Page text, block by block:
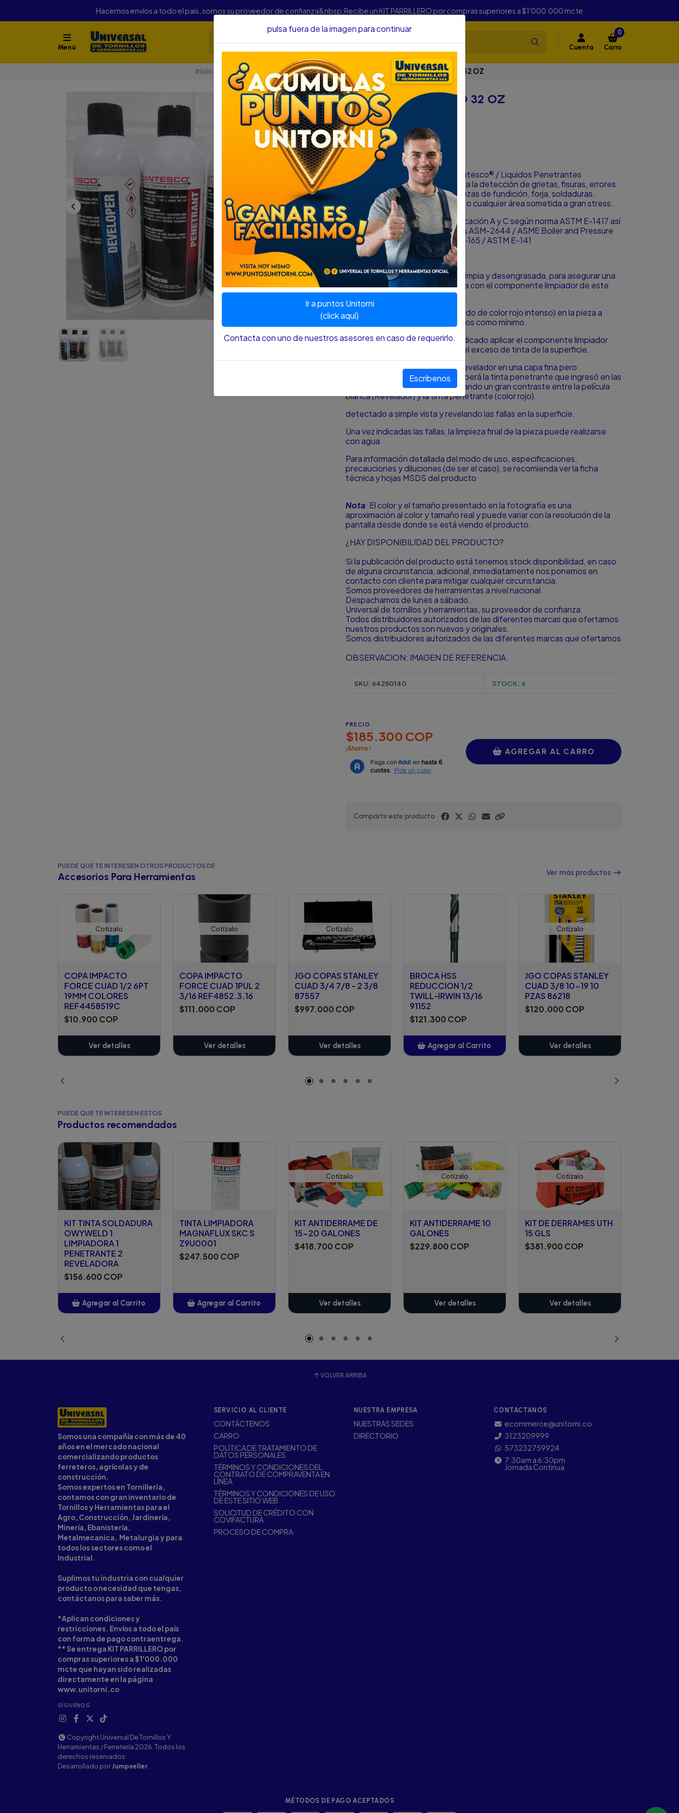
Hacemos envíos a todo el país, somos su proveedor de confianza&nbsp;Recibe un KIT PARRILLERO por compras superiores a $1'000.000 mcte
Menú Cuenta
0
Carro
Inicio Herramientas Accesorios Para Herramientas KIT TINTA KANTESCO 32 OZ
KIT TINTA KANTESCO 32 OZ
DESCRIPCIÓN
KIT TINTA KANTESCO 32 OZ
SKU...64250140
Descripción
El Kit de Tintas Penetrantes Cantesco® / Liquidos Penetrantes
Cantesco® ha sido diseñado para la detección de grietas, fisuras, errores
de soldadura y otras fallas en piezas de fundición, forja, soldaduras,
recipientes sometidos a presión o cualquier área sometida a gran stress.
Cumple con los métodos de aplicación A y C según norma ASTM E-1417 así
como lo solicitado por las normas ASM-2644 / ASME Boiler and Pressure
Vessel code sección V / ASTM E-165 / ASTM E-141
MODO DE USO:
1) La pieza a analizar debe estar limpia y desengrasada, para asegurar una
limpieza efectiva realizar la misma con el componente limpiador de este
kit.
2) Aplicar la tinta penetrante (fluido de color rojo intenso) en la pieza a
ensayar. Dejar penetrar 10 minutos como mínimo.
3) Una vez cumplido el tiempo indicado aplicar el componente limpiador
sobre un trapo limpio y remover el exceso de tinta de la superficie.
4) Con la pieza limpia aplicar el Revelador en una capa fina pero
homogénea. El Revelador absorberá la tinta penetrante que ingresó en las
fallas o discontinuidades, generando un gran contraste entre la película
blanca (Revelador) y la tinta penetrante (color rojo)
detectado a simple vista y revelando las fallas en la superficie.
Una vez indicadas las fallas, la limpieza final de la pieza puede realizarse
con agua.
Para información detallada del modo de uso, especificaciones,
precauciones y diluciones (de ser el caso), se recomienda ver la ficha
técnica y hojas MSDS del producto
Nota: El color y el tamaño presentado en la fotografía es una
aproximación al color y tamaño real y puede variar con la resolución de la
pantalla desde donde se está viendo el producto.
¿HAY DISPONIBILIDAD DEL PRODUCTO?
Si la publicación del producto está tenemos stock disponibilidad, en caso
de alguna circunstancia, adicional, inmediatamente nos ponemos en
contacto con cliente para mitigar cualquier circunstancia.
Somos proveedores de herramientas a nivel nacional.
Despachamos de lunes a sábado.
Universal de tornillos y herramientas, su proveedor de confianza.
Todos distribuidores autorizados de las diferentes marcas que ofertamos
nuestros productos son nuevos y originales.
Somos distribuidores autorizados de las diferentes marcas que ofertamos
OBSERVACION: IMAGEN DE REFERENCIA.
SKU: 64250140 STOCK: 6
PRECIO
$185.300 COP
¡Ahorra! AGREGAR AL CARRO
Compartir este producto
PUEDE QUE TE INTERESEN OTROS PRODUCTOS DE
Accesorios Para Herramientas Ver más productos
Cotízalo
COPA IMPACTO
FORCE CUAD 1/2 6PT
19MM COLORES
REF4458519C
$10.900 COP
Ver detalles
Cotízalo
COPA IMPACTO
FORCE CUAD 1PUL 2
3/16 REF4852.3.16
$111.000 COP
Ver detalles
Cotízalo
JGO COPAS STANLEY
CUAD 3/4 7/8 - 2 3/8
87557
$997.000 COP
Ver detalles
BROCA HSS
REDUCCION 1/2
TWILL-IRWIN 13/16
91152
$121.300 COP
Agregar al Carrito
Cotízalo
JGO COPAS STANLEY
CUAD 3/8 10-19 10
PZAS 86218
$120.000 COP
Ver detalles
PUEDE QUE TE INTERESEN ESTOS
Productos recomendados
KIT TINTA SOLDADURA
OWYWELD 1
LIMPIADORA 1
PENETRANTE 2
REVELADORA
$156.600 COP
Agregar al Carrito
TINTA LIMPIADORA
MAGNAFLUX SKC S
Z9U0001
$247.500 COP
Agregar al Carrito
Cotízalo
KIT ANTIDERRAME DE
15-20 GALONES
$418.700 COP
Ver detalles
Cotízalo
KIT ANTIDERRAME 10
GALONES
$229.800 COP
Ver detalles
Cotízalo
KIT DE DERRAMES UTH
15 GLS
$381.900 COP
Ver detalles
VOLVER ARRIBA
Somos una compañía con más de 40
años en el mercado nacional
comercializando productos
ferreteros, agrícolas y de
construcción.
Somos expertos en Tornilleria,
contamos con gran inventario de
Tornillos y Herramientas para el
Agro, Construcción, Jardinería,
Minería, Ebanistería,
Metalmecanica, Metalurgia y para
todos los sectores como el
Industrial.
Suplimos tu industria con cualquier
producto o necesidad que tengas,
contáctanos para saber más.
*Aplican condiciones y
restricciones. Envíos a todo el país
con forma de pago contraentrega.
** Se entrega KIT PARRILLERO por
compras superiores a $1'000.000
mcte que hayan sido realizadas
directamente en la página
www.unitorni.co
SÍGUENOS
Copyright Universal De Tornillos Y
Herramientas / Ferretería 2026. Todos los
derechos reservados.
Desarrollado porJumpseller
SERVICIO AL CLIENTE
CONTÁCTENOS
CARRO
POLÍTICA DE TRATAMIENTO DE
DATOS PERSONALES
TÉRMINOS Y CONDICIONES DEL
CONTRATO DE COMPRAVENTA EN
LÍNEA
TÉRMINOS Y CONDICIONES DE USO
DE ESTE SITIO WEB
SOLICITUD DE CRÉDITO CON
COVIFACTURA
PROCESO DE COMPRA
NUESTRA EMPRESA
NUESTRAS SEDES
DIRECTORIO
CONTÁCTANOS
ecommerce@unitorni.co
3123209999
573232759924
7:30am a 6:30pm
Jornada Continua
MÉTODOS DE PAGO ACEPTADOS
pulsa fuera de la imagen para continuar
Ir a puntos Unitorni
(click aquí)
Contacta con uno de nuestros asesores en caso de requerirlo.
Escribenos